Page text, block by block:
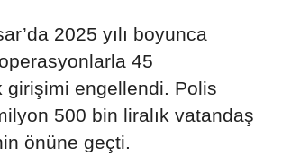
2025 yılı boyunca
45
girişimi engellendi. Polis
500 bin liralık vatandaş
önüne geçti.